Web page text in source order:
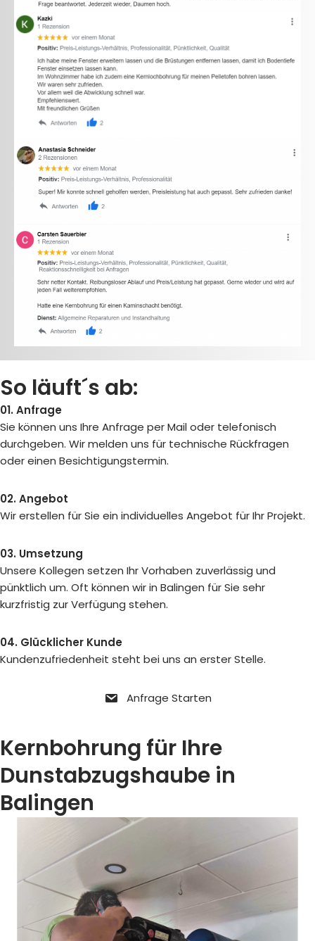
So läuft´s ab:
01. Anfrage
Sie können uns Ihre Anfrage per Mail oder telefonisch
durchgeben. Wir melden uns für technische Rückfragen
oder einen Besichtigungstermin.
02. Angebot
Wir erstellen für Sie ein individuelles Angebot für Ihr Projekt.
03. Umsetzung
Unsere Kollegen setzen Ihr Vorhaben zuverlässig und
pünktlich um. Oft können wir in Balingen für Sie sehr
kurzfristig zur Verfügung stehen.
04. Glücklicher Kunde
Kundenzufriedenheit steht bei uns an erster Stelle.
Anfrage Starten
Kernbohrung für Ihre
Dunstabzugshaube in
Balingen